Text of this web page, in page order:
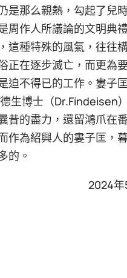
那么親熱，勾起了兒
周作人所議論的文明典
這種特殊的風氣，往往
正在逐步滅亡，而更為
迫不得已的工作。婁子
生博士（Dr.Findeisen
昔的盡力，還留鴻爪在
作為紹興人的婁子匡，
的。
2024